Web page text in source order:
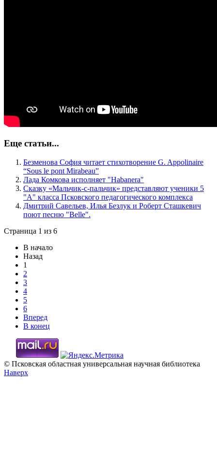
Еще статьи...
Безменова София читает стихотворение G. Appolinaire
“Sous le pont Mirabeau”
Лада Комкова исполняет "Habanera"
Сказку «Мальчик-с-пальчик» представляют ученики 5
"А" класса Псковского педагогического комплекса
Дмитрий Савельев, Илья Безлук и Роберт Сташкевич
поют песню "Belle".
Страница 1 из 6
В начало
Назад
1
2
3
4
5
6
Вперед
В конец
© Псковская областная универсальная научная библиотека
Наверх